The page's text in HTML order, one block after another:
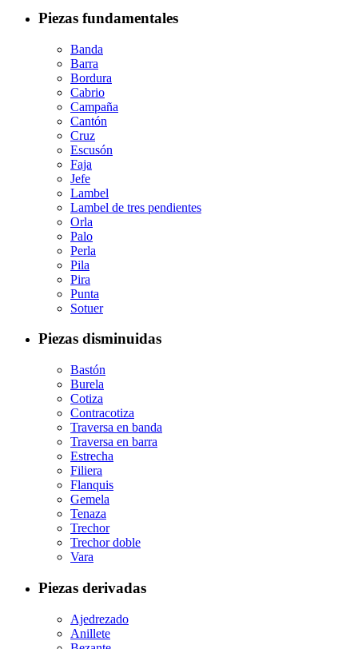
Piezas fundamentales
Banda
Barra
Bordura
Cabrio
Campaña
Cantón
Cruz
Escusón
Faja
Jefe
Lambel
Lambel de tres pendientes
Orla
Palo
Perla
Pila
Pira
Punta
Sotuer
Piezas disminuidas
Bastón
Burela
Cotiza
Contracotiza
Traversa en banda
Traversa en barra
Estrecha
Filiera
Flanquis
Gemela
Tenaza
Trechor
Trechor doble
Vara
Piezas derivadas
Ajedrezado
Anillete